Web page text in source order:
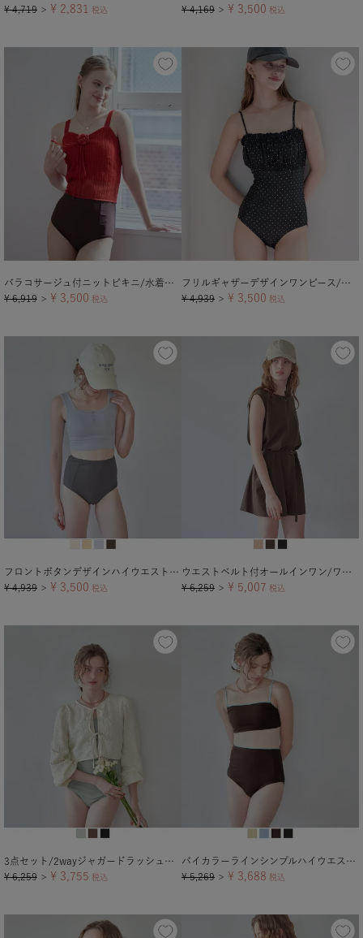
¥ 4,719 ＞ ¥ 2,831 税込
¥ 4,169 ＞ ¥ 3,500 税込
バラコサージュ付ニットビキニ/水着【メール便可／100】
¥ 6,919 ＞ ¥ 3,500 税込
フリルギャザーデザインワンピース/水着
¥ 4,939 ＞ ¥ 3,500 税込
フロントボタンデザインハイウエストビキニ/水着【メール便可／100】
¥ 4,939 ＞ ¥ 3,500 税込
ウエストベルト付オールインワン/ワンピース水着
¥ 6,259 ＞ ¥ 5,007 税込
3点セット/2wayジャガードラッシュガード×ビキニ/水着
¥ 6,259 ＞ ¥ 3,755 税込
バイカラーラインシンプルハイウエストビキニ/水着【メール便可／100】
¥ 5,269 ＞ ¥ 3,688 税込